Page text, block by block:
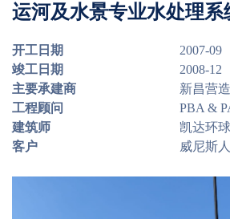
运河及水景专业水处理系
开工日期
2007-09
竣工日期
2008-12
主要承建商
新昌营
工程顾问
PBA &
建筑师
凯达环
客户
威尼斯